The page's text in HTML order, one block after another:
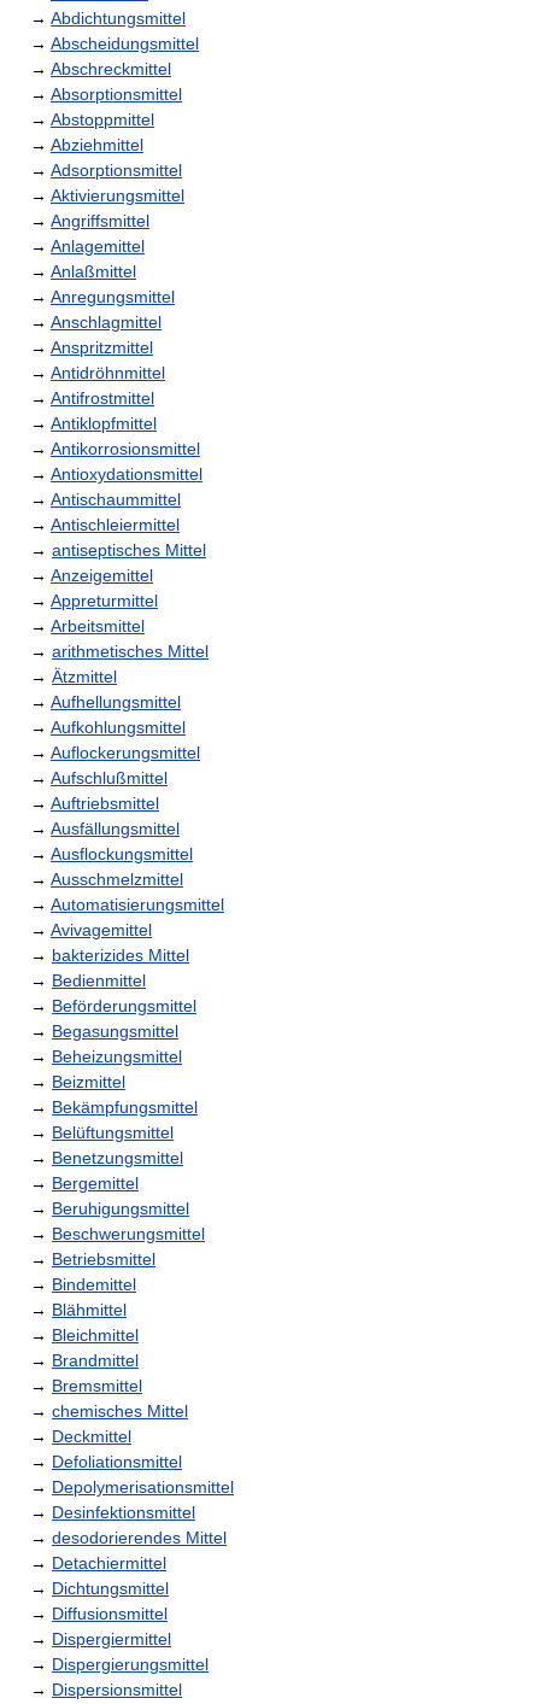
→ Abdichtungsmittel
→ Abscheidungsmittel
→ Abschreckmittel
→ Absorptionsmittel
→ Abstoppmittel
→ Abziehmittel
→ Adsorptionsmittel
→ Aktivierungsmittel
→ Angriffsmittel
→ Anlagemittel
→ Anlaßmittel
→ Anregungsmittel
→ Anschlagmittel
→ Anspritzmittel
→ Antidröhnmittel
→ Antifrostmittel
→ Antiklopfmittel
→ Antikorrosionsmittel
→ Antioxydationsmittel
→ Antischaummittel
→ Antischleiermittel
→ antiseptisches Mittel
→ Anzeigemittel
→ Appreturmittel
→ Arbeitsmittel
→ arithmetisches Mittel
→ Ätzmittel
→ Aufhellungsmittel
→ Aufkohlungsmittel
→ Auflockerungsmittel
→ Aufschlußmittel
→ Auftriebsmittel
→ Ausfällungsmittel
→ Ausflockungsmittel
→ Ausschmelzmittel
→ Automatisierungsmittel
→ Avivagemittel
→ bakterizides Mittel
→ Bedienmittel
→ Beförderungsmittel
→ Begasungsmittel
→ Beheizungsmittel
→ Beizmittel
→ Bekämpfungsmittel
→ Belüftungsmittel
→ Benetzungsmittel
→ Bergemittel
→ Beruhigungsmittel
→ Beschwerungsmittel
→ Betriebsmittel
→ Bindemittel
→ Blähmittel
→ Bleichmittel
→ Brandmittel
→ Bremsmittel
→ chemisches Mittel
→ Deckmittel
→ Defoliationsmittel
→ Depolymerisationsmittel
→ Desinfektionsmittel
→ desodorierendes Mittel
→ Detachiermittel
→ Dichtungsmittel
→ Diffusionsmittel
→ Dispergiermittel
→ Dispergierungsmittel
→ Dispersionsmittel